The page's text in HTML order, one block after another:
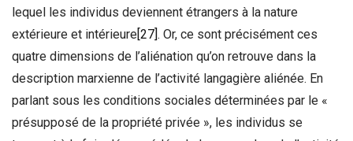
lequel les individus deviennent étrangers à la nature
extérieure et intérieure [27] . Or, ce sont précisément ces
quatre dimensions de l’aliénation qu’on retrouve dans la
description marxienne de l’activité langagière aliénée. En
parlant sous les conditions sociales déterminées par le «
présupposé de la propriété privée », les individus se